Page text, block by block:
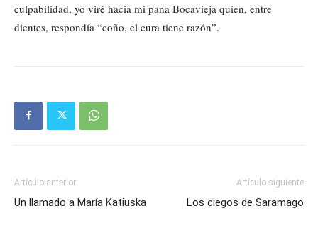
culpabilidad, yo viré hacia mi pana Bocavieja quien, entre
dientes, respondía “coño, el cura tiene razón”.
Artículo anterior
Un llamado a María Katiuska
Artículo siguiente
Los ciegos de Saramago